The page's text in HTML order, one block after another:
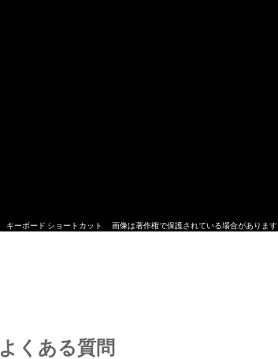
キーボード ショートカット 画像は著作権で保護されている場合があります
よくある質問